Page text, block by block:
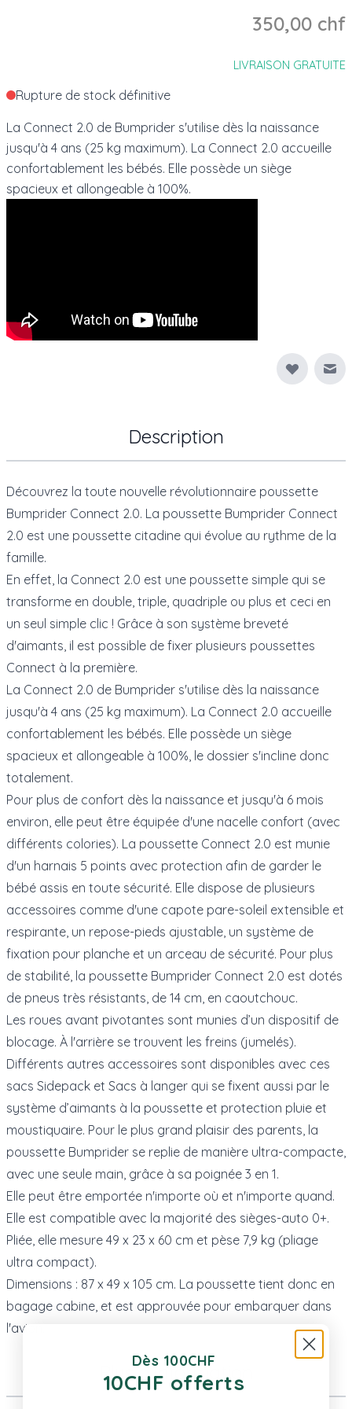
350,00 chf
LIVRAISON GRATUITE
Rupture de stock définitive
La Connect 2.0 de Bumprider s'utilise dès la naissance
jusqu'à 4 ans (25 kg maximum). La Connect 2.0 accueille
confortablement les bébés. Elle possède un siège
spacieux et allongeable à 100%.
Description
Découvrez la toute nouvelle révolutionnaire poussette
Bumprider Connect 2.0. La poussette Bumprider Connect
2.0 est une poussette citadine qui évolue au rythme de la
famille.
En effet, la Connect 2.0 est une poussette simple qui se
transforme en double, triple, quadriple ou plus et ceci en
un seul simple clic ! Grâce à son système breveté
d'aimants, il est possible de fixer plusieurs poussettes
Connect à la première.
La Connect 2.0 de Bumprider s'utilise dès la naissance
jusqu'à 4 ans (25 kg maximum). La Connect 2.0 accueille
confortablement les bébés. Elle possède un siège
spacieux et allongeable à 100%, le dossier s'incline donc
totalement.
Pour plus de confort dès la naissance et jusqu'à 6 mois
environ, elle peut être équipée d'une nacelle confort (avec
différents colories). La poussette Connect 2.0 est munie
d'un harnais 5 points avec protection afin de garder le
bébé assis en toute sécurité. Elle dispose de plusieurs
accessoires comme d'une capote pare-soleil extensible et
respirante, un repose-pieds ajustable, un système de
fixation pour planche et un arceau de sécurité. Pour plus
de stabilité, la poussette Bumprider Connect 2.0 est dotés
de pneus très résistants, de 14 cm, en caoutchouc.
Les roues avant pivotantes sont munies d’un dispositif de
blocage. À l'arrière se trouvent les freins (jumelés).
Différents autres accessoires sont disponibles avec ces
sacs Sidepack et Sacs à langer qui se fixent aussi par le
système d’aimants à la poussette et protection pluie et
moustiquaire. Pour le plus grand plaisir des parents, la
poussette Bumprider se replie de manière ultra-compacte,
avec une seule main, grâce à sa poignée 3 en 1.
Elle peut être emportée n'importe où et n'importe quand.
Elle est compatible avec la majorité des sièges-auto 0+.
Pliée, elle mesure 49 x 23 x 60 cm et pèse 7,9 kg (pliage
ultra compact).
Dimensions : 87 x 49 x 105 cm. La poussette tient donc en
bagage cabine, et est approuvée pour embarquer dans
l'avion.
Plus d’information
Dès 100CHF
10CHF offerts